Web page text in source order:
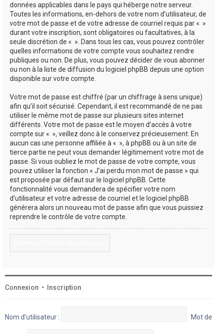
données applicables dans le pays qui héberge notre serveur.
Toutes les informations, en-dehors de votre nom d’utilisateur, de
votre mot de passe et de votre adresse de courriel requis par « »
durant votre inscription, sont obligatoires ou facultatives, à la
seule discrétion de « ». Dans tous les cas, vous pouvez contrôler
quelles informations de votre compte vous souhaitez rendre
publiques ou non. De plus, vous pouvez décider de vous abonner
ou non à la liste de diffusion du logiciel phpBB depuis une option
disponible sur votre compte.
Votre mot de passe est chiffré (par un chiffrage à sens unique)
afin qu’il soit sécurisé. Cependant, il est recommandé de ne pas
utiliser le même mot de passe sur plusieurs sites internet
différents. Votre mot de passe est le moyen d’accès à votre
compte sur « », veillez donc à le conservez précieusement. En
aucun cas une personne affiliée à « », à phpBB ou à un site de
tierce partie ne peut vous demander légitimement votre mot de
passe. Si vous oubliez le mot de passe de votre compte, vous
pouvez utiliser la fonction « J’ai perdu mon mot de passe » qui
est proposée par défaut sur le logiciel phpBB. Cette
fonctionnalité vous demandera de spécifier votre nom
d’utilisateur et votre adresse de courriel et le logiciel phpBB
générera alors un nouveau mot de passe afin que vous puissiez
reprendre le contrôle de votre compte.
Connexion • Inscription
Nom d’utilisateur : Mot de